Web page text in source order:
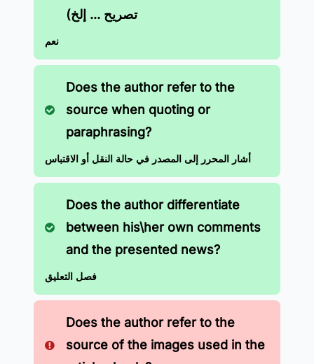
تصريح ... إلخ)
نعم
Does the author refer to the
source when quoting or
paraphrasing?
أشار المحرر إلى المصدر في حالة النقل أو الاقتباس
Does the author differentiate
between his\her own comments
and the presented news?
فصل التعليق
Does the author refer to the
source of the images used in the